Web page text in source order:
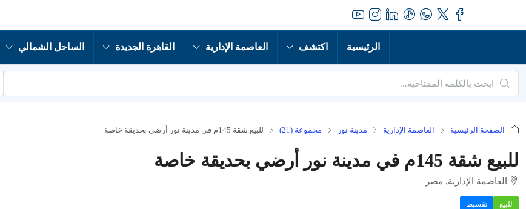
الرئيسية اكتشف العاصمة الإدارية القاهرة الجديدة الساحل الشمالي
الصفحة الرئيسية العاصمة الإدارية مدينة نور مجموعة (21) للبيع شقة 145م في مدينة نور أرضي بحديقة خاصة
للبيع شقة 145م في مدينة نور أرضي بحديقة خاصة
العاصمة الإدارية, مصر
للبيع تقسيط